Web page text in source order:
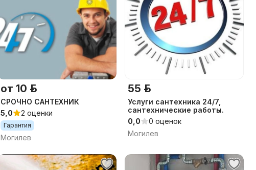
от 10 р.
СРОЧНО САНТЕХНИК
5,0
2 оценки
Гарантия
Могилев
55 р.
Услуги сантехника 24/7,
сантехнические работы.
0,0
0 оценок
Могилев